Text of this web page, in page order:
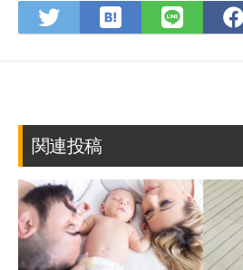
Twitter
で
は
て
ク
ー
ク
に
保
存
LINE
で
関連投稿